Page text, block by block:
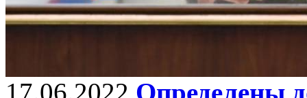
17.06.2022 Определены